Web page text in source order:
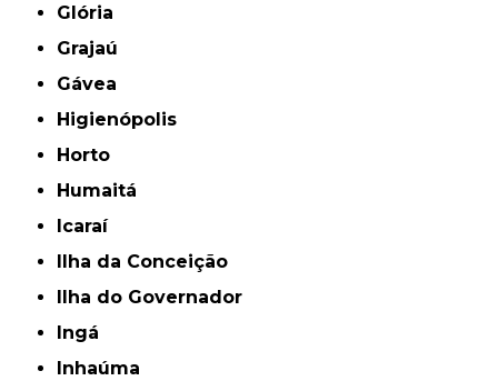
Glória
Grajaú
Gávea
Higienópolis
Horto
Humaitá
Icaraí
Ilha da Conceição
Ilha do Governador
Ingá
Inhaúma